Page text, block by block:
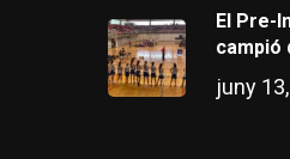
El Pre-
campió
juny